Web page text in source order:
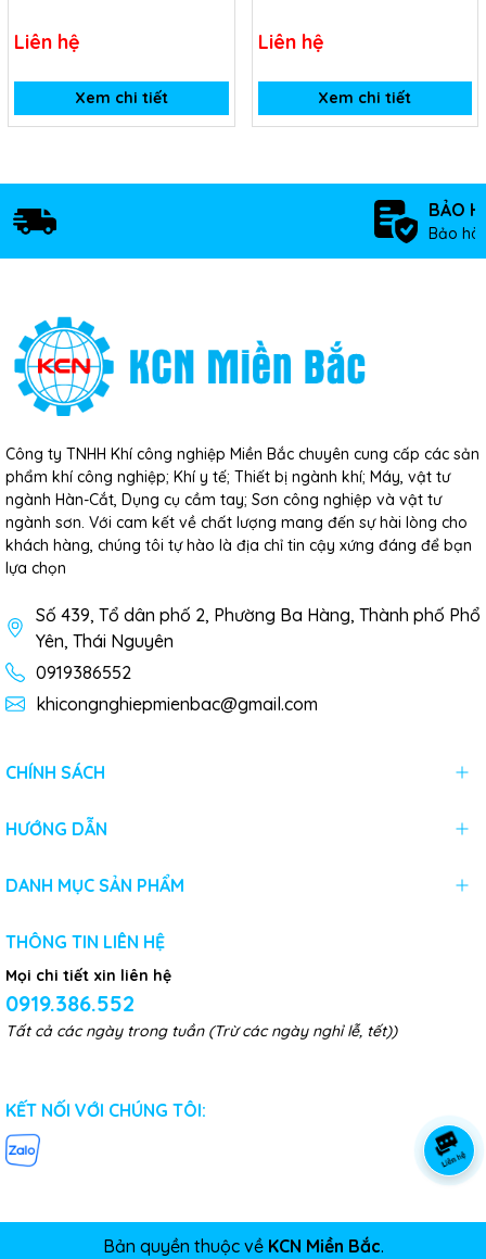
Liên hệ
Xem chi tiết
Liên hệ
Xem chi tiết
BẢO
Bảo
Công ty TNHH Khí công nghiệp Miền Bắc chuyên cung cấp các sản
phẩm khí công nghiệp; Khí y tế; Thiết bị ngành khí; Máy, vật tư
ngành Hàn-Cắt, Dụng cụ cầm tay; Sơn công nghiệp và vật tư
ngành sơn. Với cam kết về chất lượng mang đến sự hài lòng cho
khách hàng, chúng tôi tự hào là địa chỉ tin cậy xứng đáng để bạn
lựa chọn
Số 439, Tổ dân phố 2, Phường Ba Hàng, Thành phố Phổ
Yên, Thái Nguyên
0919386552
khicongnghiepmienbac@gmail.com
CHÍNH SÁCH
HƯỚNG DẪN
DANH MỤC SẢN PHẨM
THÔNG TIN LIÊN HỆ
Mọi chi tiết xin liên hệ
0919.386.552
Tất cả các ngày trong tuần (Trừ các ngày nghỉ lễ, tết))
KẾT NỐI VỚI CHÚNG TÔI:
Bản quyền thuộc về KCN Miền Bắc.